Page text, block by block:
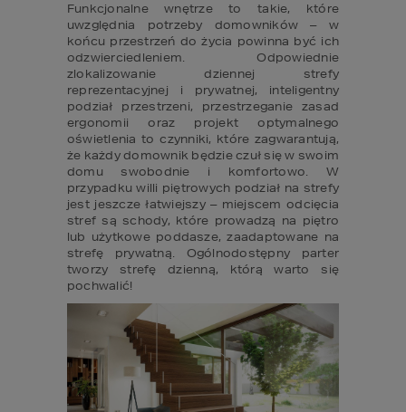
Funkcjonalne wnętrze to takie, które
uwzględnia potrzeby domowników – w
końcu przestrzeń do życia powinna być ich
odzwierciedleniem. Odpowiednie
zlokalizowanie dziennej strefy
reprezentacyjnej i prywatnej, inteligentny
podział przestrzeni, przestrzeganie zasad
ergonomii oraz projekt optymalnego
oświetlenia to czynniki, które zagwarantują,
że każdy domownik będzie czuł się w swoim
domu swobodnie i komfortowo. W
przypadku willi piętrowych podział na strefy
jest jeszcze łatwiejszy – miejscem odcięcia
stref są schody, które prowadzą na piętro
lub użytkowe poddasze, zaadaptowane na
strefę prywatną. Ogólnodostępny parter
tworzy strefę dzienną, którą warto się
pochwalić!